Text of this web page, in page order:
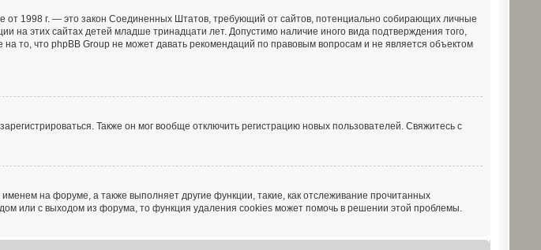
от 1998 г. — это закон Соединенных Штатов, требующий от сайтов, потенциально собирающих личные
на этих сайтах детей младше тринадцати лет. Допустимо наличие иного вида подтверждения того,
то, что phpBB Group не может давать рекомендаций по правовым вопросам и не является объектом
Также он мог вообще отключить регистрацию новых пользователей. Свяжитесь с
на форуме, а также выполняет другие функции, такие, как отслеживание прочитанных
или с выходом из форума, то функция удаления cookies может помочь в решении этой проблемы.